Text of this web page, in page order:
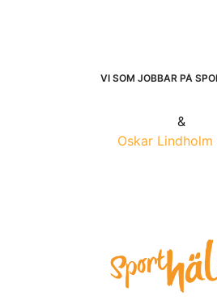
VI SOM JOBBAR PÅ
&
Oskar Lindholm